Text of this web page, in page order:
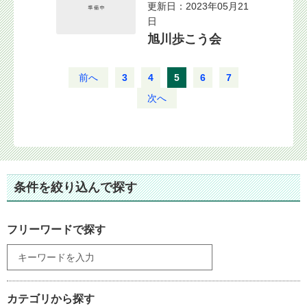
更新日：2023年05月21
日
旭川歩こう会
前へ 3 4 5 6
7
次へ
条件を絞り込んで探す
フリーワードで探す
カテゴリから探す